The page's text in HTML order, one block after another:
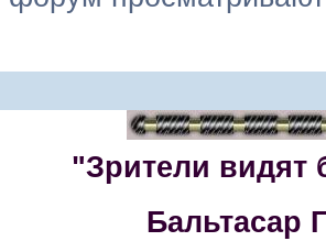
"Зрители видят
Бальтасар